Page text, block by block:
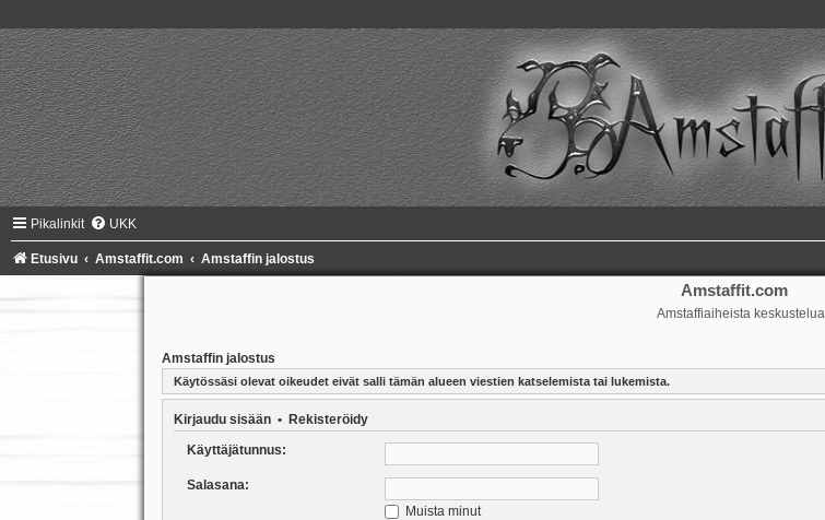
Pikalinkit UKK
Etusivu Amstaffit.com Amstaffin jalostus
Amstaffit.com
Amstaffiaiheista keskustelua
Amstaffin jalostus
Käytössäsi olevat oikeudet eivät salli tämän alueen viestien katselemista tai lukemista.
Kirjaudu sisään• Rekisteröidy
Käyttäjätunnus:
Salasana:
Muista minut